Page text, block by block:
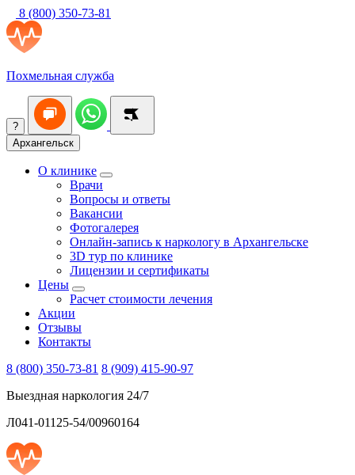
8 (800) 350-73-81
Похмельная служба
?
Архангельск
О клинике
Врачи
Вопросы и ответы
Вакансии
Фотогалерея
Онлайн-запись к наркологу в Архангельске
3D тур по клинике
Лицензии и сертификаты
Цены
Расчет стоимости лечения
Акции
Отзывы
Контакты
8 (800) 350-73-81 8 (909) 415-90-97
Выездная наркология 24/7
Л041-01125-54/00960164